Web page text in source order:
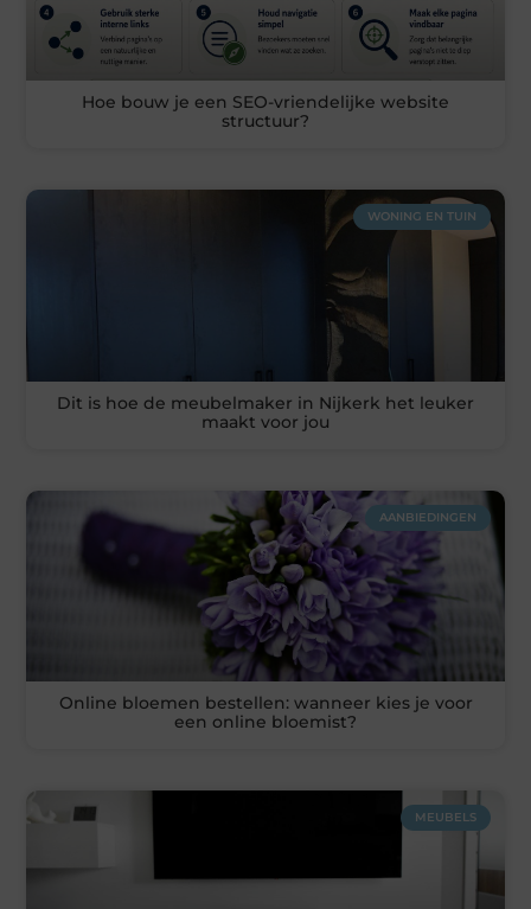
Hoe bouw je een SEO-vriendelijke website
structuur?
WONING EN TUIN
Dit is hoe de meubelmaker in Nijkerk het leuker
maakt voor jou
AANBIEDINGEN
Online bloemen bestellen: wanneer kies je voor
een online bloemist?
MEUBELS